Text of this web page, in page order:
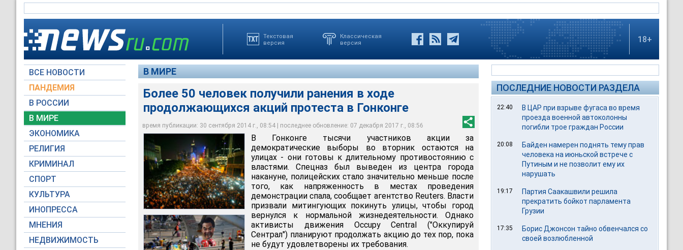
Текстовая
версия
Классическая
версия
18+
ВСЕ НОВОСТИ
ПАНДЕМИЯ
В РОССИИ
В МИРЕ
ЭКОНОМИКА
РЕЛИГИЯ
КРИМИНАЛ
СПОРТ
КУЛЬТУРА
ИНОПРЕССА
МНЕНИЯ
НЕДВИЖИМОСТЬ
В МИРЕ
Более 50 человек получили ранения в ходе
продолжающихся акций протеста в Гонконге
время публикации: 30 сентября 2014 г., 08:54 | последнее обновление: 07 декабря 2017 г., 08:56
В Гонконге тысячи участников акции за демократические выборы во вторник
остаются на улицах - они готовы к длительному противостоянию с властями
Власти призвали митингующих покинуть улицы, чтобы город вернулся к нормальной
жизнедеятельности
Однако активисты движения Occupy Central ("Оккупируй Сентрал") планируют
продолжать акцию до тех пор, пока не будут удовлетворены их требования
В Гонконге тысячи участников акции за
демократические выборы во вторник остаются на
улицах - они готовы к длительному противостоянию с
властями. Спецназ был выведен из центра города
накануне, полицейских стало значительно меньше после
того, как напряженность в местах проведения
демонстрации спала, сообщает агентство Reuters. Власти
призвали митингующих покинуть улицы, чтобы город
вернулся к нормальной жизнедеятельности. Однако
активисты движения Occupy Central ("Оккупируй
Сентрал") планируют продолжать акцию до тех пор, пока
не будут удовлетворены их требования.
ПОСЛЕДНИЕ НОВОСТИ РАЗДЕЛА
22:40
В ЦАР при взрыве фугаса во время
проезда военной автоколонны
погибли трое граждан России
20:08
Байден намерен поднять тему прав
человека на июньской встрече с
Путиным и не позволит ему их
нарушать
19:17
Партия Саакашвили решила
прекратить бойкот парламента
Грузии
17:35
Борис Джонсон тайно обвенчался со
своей возлюбленной